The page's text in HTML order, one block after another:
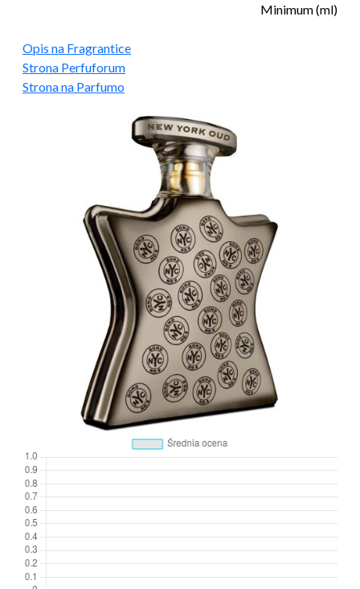
Minimum (ml)
Opis na Fragrantice
Strona Perfuforum
Strona na Parfumo